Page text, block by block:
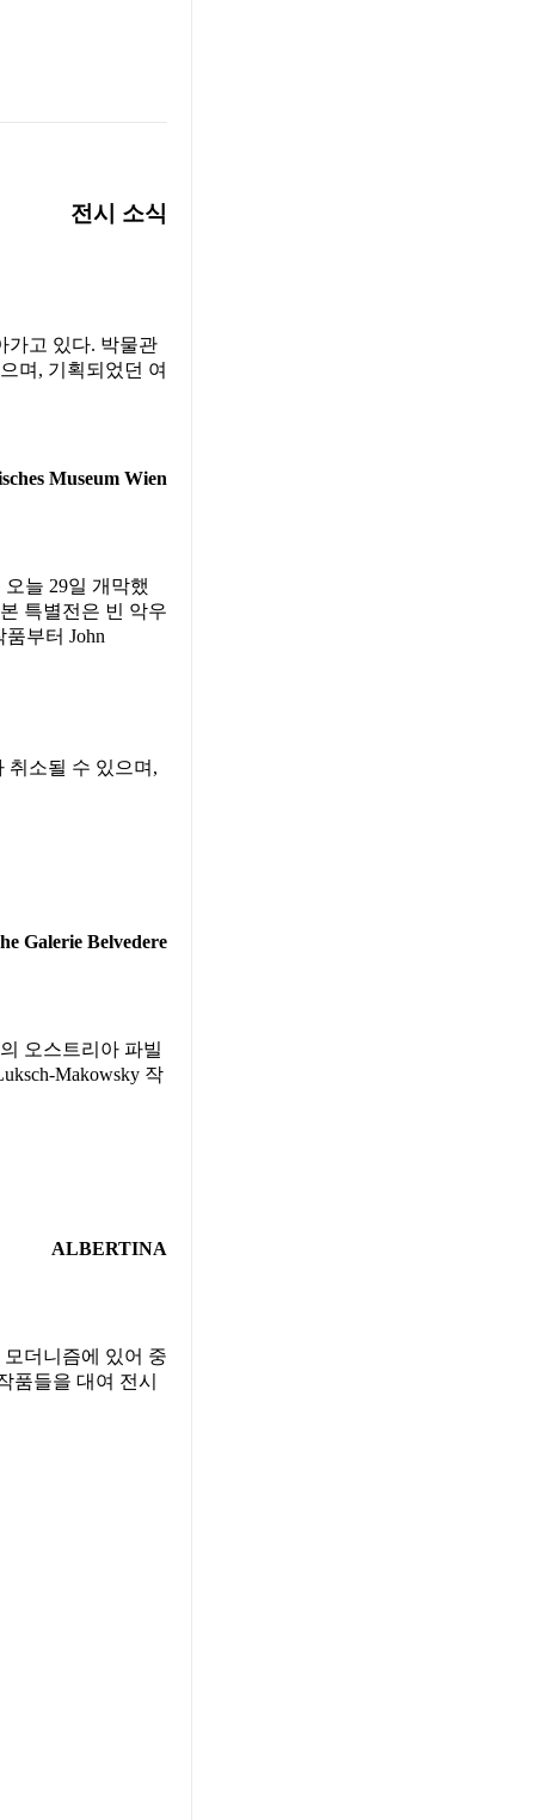
전시 소식
가고 있다. 박물관
며, 기획되었던 여
Museum Wien
늘 29일 개막했
특별전은 빈 악우
부터 John
취소될 수 있으며,
Galerie Belvedere
오스트리아 파빌
Makowsky 작
ALBERTINA
더니즘에 있어 중
품들을 대여 전시